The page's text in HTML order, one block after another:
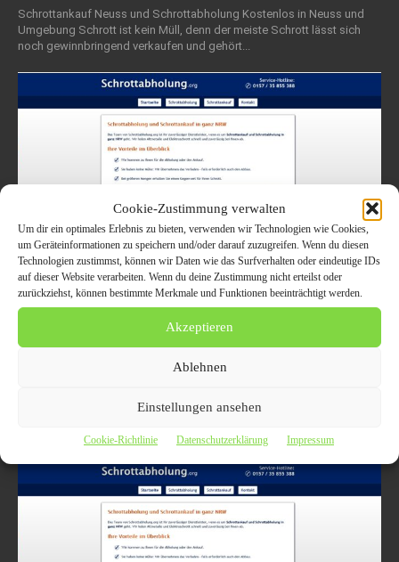
Cookie-Zustimmung verwalten
Um dir ein optimales Erlebnis zu bieten, verwenden wir Technologien wie Cookies,
um Geräteinformationen zu speichern und/oder darauf zuzugreifen. Wenn du diesen
Technologien zustimmst, können wir Daten wie das Surfverhalten oder eindeutige IDs
auf dieser Website verarbeiten. Wenn du deine Zustimmung nicht erteilst oder
zurückziehst, können bestimmte Merkmale und Funktionen beeinträchtigt werden.
Akzeptieren
Ablehnen
Einstellungen ansehen
Cookie-Richtlinie Datenschutzerklärung Impressum
Schrottankauf Neuss und Schrottabholung Kostenlos in Neuss und
Umgebung Schrott ist kein Müll, denn der meiste Schrott lässt sich
noch gewinnbringend verkaufen und gehört...
Schrottabholung Wuppertal – Platz
schaffen im Handumdrehen
18. September 2019
Schrottabholung Wuppertal – Platz schaffen im Handumdrehen Oft
sammelt sich altes Metall in Schuppen, Hinterhöfen oder Kellern an.
Wer räumt seinen Schrott nicht gerne...